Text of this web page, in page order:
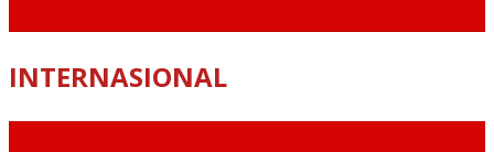
INTERNASIONAL